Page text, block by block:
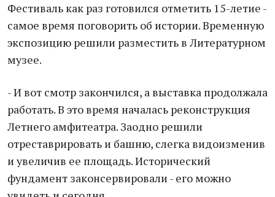
Фестиваль как раз готовился отметить 15-летие -
самое время поговорить об истории. Временную
экспозицию решили разместить в Литературном
музее.
- И вот смотр закончился, а выставка продолжала
работать. В это время началась реконструкция
Летнего амфитеатра. Заодно решили
отреставрировать и башню, слегка видоизменив
и увеличив ее площадь. Исторический
фундамент законсервировали - его можно